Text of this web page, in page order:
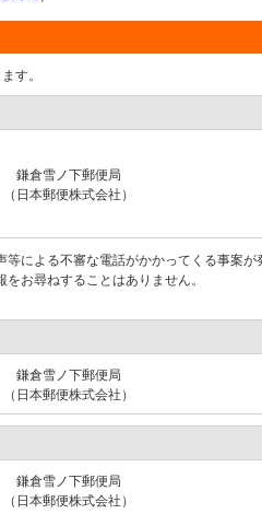
す。
鎌倉雪ノ下郵便局
（日本郵便株式会社）
による不審な電話がかかってくる事案が
お尋ねすることはありません。
鎌倉雪ノ下郵便局
（日本郵便株式会社）
鎌倉雪ノ下郵便局
（日本郵便株式会社）